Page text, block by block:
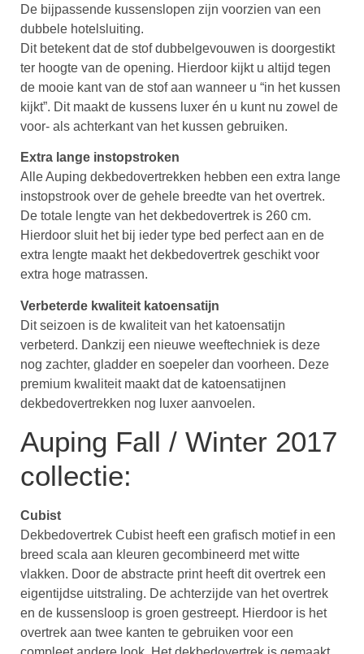
De bijpassende kussenslopen zijn voorzien van een
dubbele hotelsluiting.
Dit betekent dat de stof dubbelgevouwen is doorgestikt
ter hoogte van de opening. Hierdoor kijkt u altijd tegen
de mooie kant van de stof aan wanneer u “in het kussen
kijkt”. Dit maakt de kussens luxer én u kunt nu zowel de
voor- als achterkant van het kussen gebruiken.
Extra lange instopstroken
Alle Auping dekbedovertrekken hebben een extra lange
instopstrook over de gehele breedte van het overtrek.
De totale lengte van het dekbedovertrek is 260 cm.
Hierdoor sluit het bij ieder type bed perfect aan en de
extra lengte maakt het dekbedovertrek geschikt voor
extra hoge matrassen.
Verbeterde kwaliteit katoensatijn
Dit seizoen is de kwaliteit van het katoensatijn
verbeterd. Dankzij een nieuwe weeftechniek is deze
nog zachter, gladder en soepeler dan voorheen. Deze
premium kwaliteit maakt dat de katoensatijnen
dekbedovertrekken nog luxer aanvoelen.
Auping Fall / Winter 2017
collectie:
Cubist
Dekbedovertrek Cubist heeft een grafisch motief in een
breed scala aan kleuren gecombineerd met witte
vlakken. Door de abstracte print heeft dit overtrek een
eigentijdse uitstraling. De achterzijde van het overtrek
en de kussensloop is groen gestreept. Hierdoor is het
overtrek aan twee kanten te gebruiken voor een